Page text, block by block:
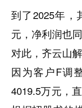
到了2025年，
元，净利润也
对此，齐云山
因为客户F调
4019.5万元，